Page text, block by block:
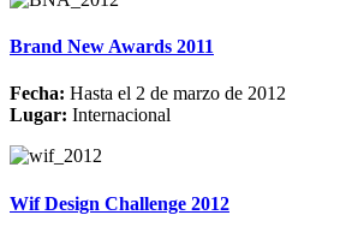
Brand New Awards 2011
Fecha: Hasta el 2 de marzo de 2012
Lugar: Internacional
Wif Design Challenge 2012